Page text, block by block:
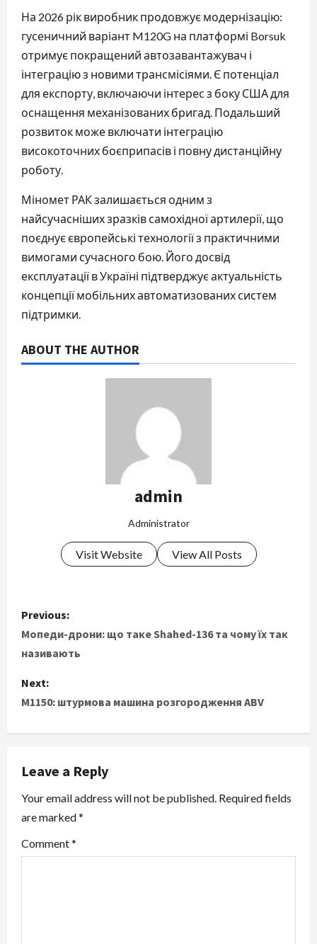
На 2026 рік виробник продовжує модернізацію:
гусеничний варіант M120G на платформі Borsuk
отримує покращений автозавантажувач і
інтеграцію з новими трансмісіями. Є потенціал
для експорту, включаючи інтерес з боку США для
оснащення механізованих бригад. Подальший
розвиток може включати інтеграцію
високоточних боєприпасів і повну дистанційну
роботу.
Міномет РАК залишається одним з
найсучасніших зразків самохідної артилерії, що
поєднує європейські технології з практичними
вимогами сучасного бою. Його досвід
експлуатації в Україні підтверджує актуальність
концепції мобільних автоматизованих систем
підтримки.
ABOUT THE AUTHOR
admin
Administrator
Visit Website View All Posts
P
o
t
n
v
i
g
Previous:
Мопеди-дрони: що таке Shahed-136 та чому їх так
називають
Next:
M1150: штурмова машина розгородження ABV
Leave a Reply
Your email address will not be published. Required fields
are marked*
Comment*